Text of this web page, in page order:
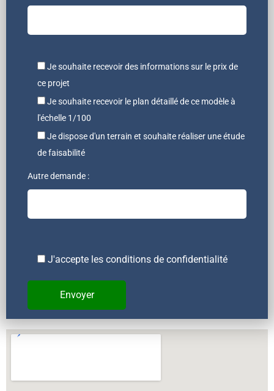
Je souhaite recevoir des informations sur le prix de
ce projet
Je souhaite recevoir le plan détaillé de ce modèle à
l'échelle 1/100
Je dispose d'un terrain et souhaite réaliser une étude
de faisabilité
Autre demande :
J'accepte les conditions de confidentialité